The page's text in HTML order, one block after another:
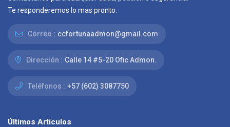
Te responderemos lo mas pronto.
Correo : ccfortunaadmon@gmail.com
Dirección : Calle 14 #5-20 Ofic Admon.
Teléfonos : +57 (602) 3087750
Últimos Artículos